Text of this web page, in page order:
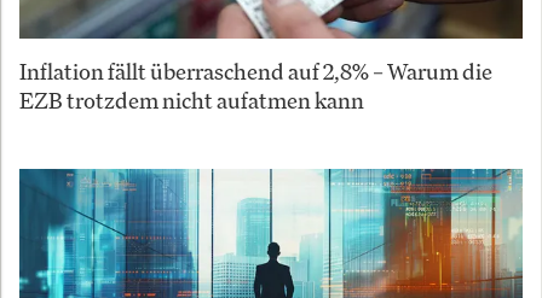
Inflation fällt überraschend auf 2,8% – Warum die
EZB trotzdem nicht aufatmen kann